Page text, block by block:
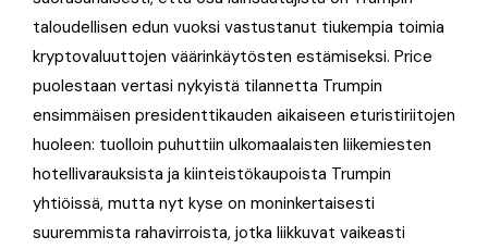
taloudellisen edun vuoksi vastustanut tiukempia toimia
kryptovaluuttojen väärinkäytösten estämiseksi. Price
puolestaan vertasi nykyistä tilannetta Trumpin
ensimmäisen presidenttikauden aikaiseen eturistiriitojen
huoleen: tuolloin puhuttiin ulkomaalaisten liikemiesten
hotellivarauksista ja kiinteistökaupoista Trumpin
yhtiöissä, mutta nyt kyse on moninkertaisesti
suuremmista rahavirroista, jotka liikkuvat vaikeasti